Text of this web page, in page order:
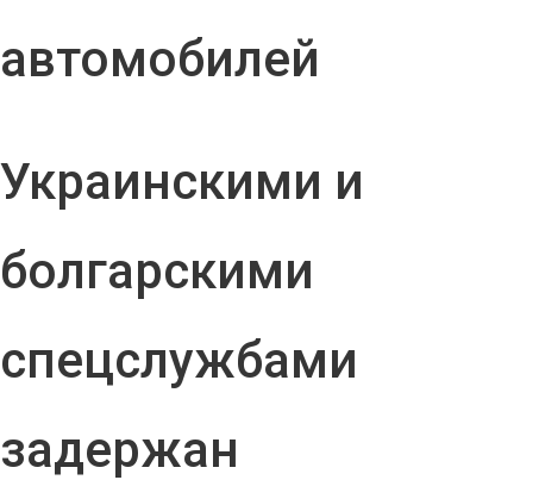
автомобилей
Украинскими и
болгарскими
спецслужбами
задержан